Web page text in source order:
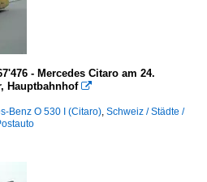
- Mercedes Citaro am 24.
Hauptbahnhof 
Benz O 530 I (Citaro), Schweiz / Städte /